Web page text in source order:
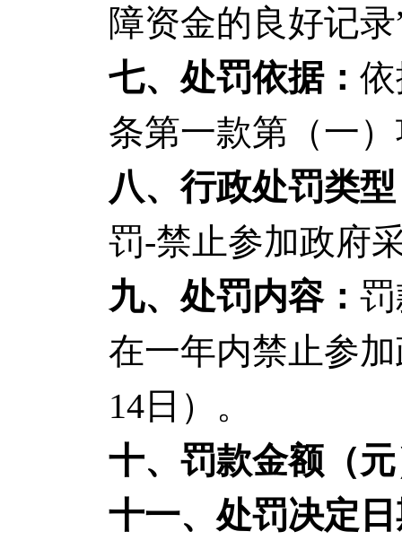
障资金的良好记
七、处罚依据：
条第一款第（一
八、行政处罚类
罚-禁止参加政府
九、处罚内容：
在一年内禁止参
14日）。
十、罚款金额（
十一、处罚决定